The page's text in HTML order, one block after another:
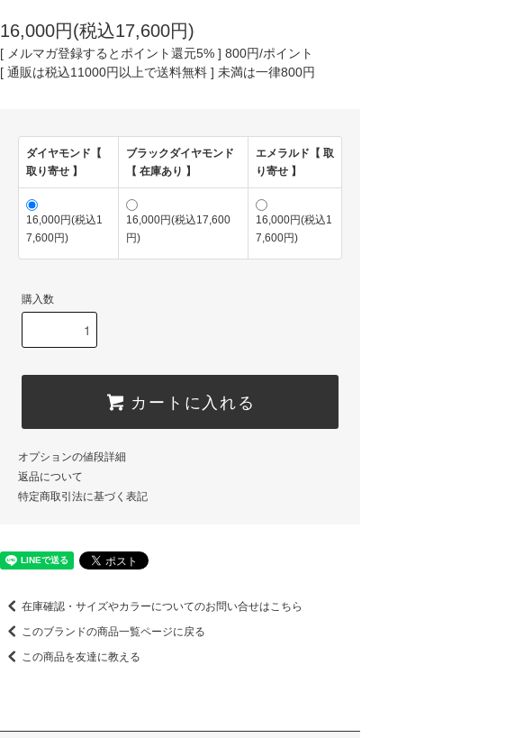
16,000円(税込17,600円)
[ メルマガ登録するとポイント還元5% ] 800円/ポイント
[ 通販は税込11000円以上で送料無料 ] 未満は一律800円
ダイヤモンド【
取り寄せ 】
ブラックダイヤモンド
【 在庫あり 】
エメラルド【 取
り寄せ 】
16,000円(税込1
7,600円)
16,000円(税込17,600
円)
16,000円(税込1
7,600円)
購入数
カートに入れる
オプションの値段詳細
返品について
特定商取引法に基づく表記
在庫確認・サイズやカラーについてのお問い合せはこちら
このブランドの商品一覧ページに戻る
この商品を友達に教える